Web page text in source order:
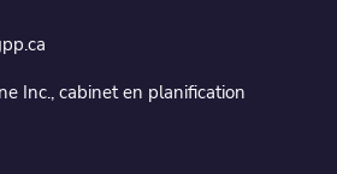
Inc., cabinet en planification